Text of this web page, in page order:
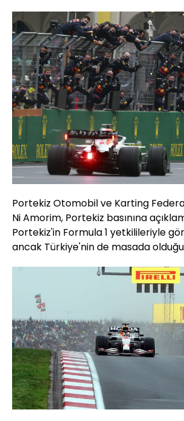
Portekiz Otomobil ve Karting
Ni Amorim, Portekiz basınına
Portekiz'in Formula 1 yetkilileriyle
ancak Türkiye'nin de masada